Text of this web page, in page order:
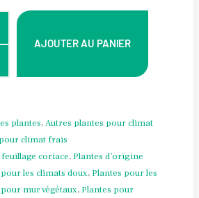
AJOUTER AU PANIER
plantes,Autres plantes pour climat
climat frais
feuillage coriace, Plantes d’origine
les climats doux, Plantes pour les
mur végétaux, Plantes pour